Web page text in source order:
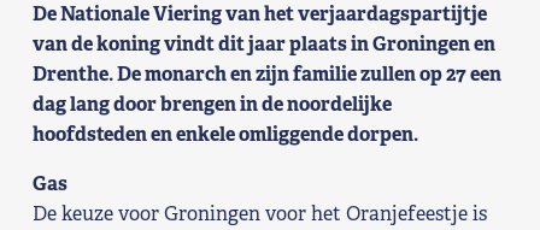
Wie we zijn
Nieuws
Agenda
Shop
De Nationale Viering van het verjaardagspartijtje
van de koning vindt dit jaar plaats in Groningen en
Drenthe. De monarch en zijn familie zullen op 27 een
dag lang door brengen in de noordelijke
hoofdsteden en enkele omliggende dorpen.
Gas
De keuze voor Groningen voor het Oranjefeestje is